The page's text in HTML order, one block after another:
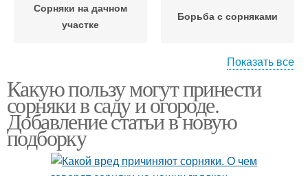
Сорняки на дачном
участке
Борьба с сорняками
растениях
Показать все
Какую пользу могут принести
сорняки в саду и огороде.
Добавление статьи в новую
подборку